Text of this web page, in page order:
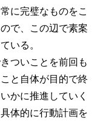
に完璧なものをこ
で、この辺で素案
いる。
ついことを前回も
と自体が目的で終
かに推進していく
体的に行動計画を